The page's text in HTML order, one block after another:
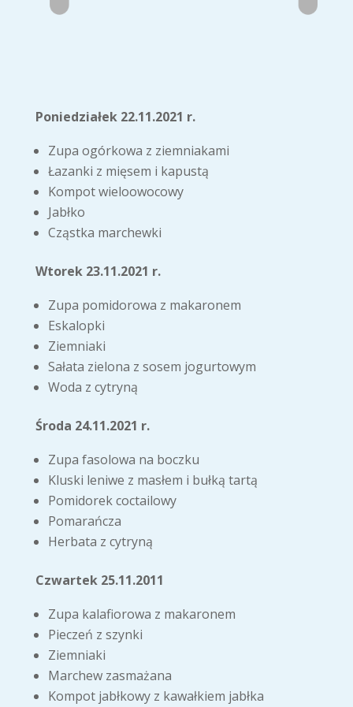
Poniedziałek 22.11.2021 r.
Zupa ogórkowa z ziemniakami
Łazanki z mięsem i kapustą
Kompot wieloowocowy
Jabłko
Cząstka marchewki
Wtorek 23.11.2021 r.
Zupa pomidorowa z makaronem
Eskalopki
Ziemniaki
Sałata zielona z sosem jogurtowym
Woda z cytryną
Środa 24.11.2021 r.
Zupa fasolowa na boczku
Kluski leniwe z masłem i bułką tartą
Pomidorek coctailowy
Pomarańcza
Herbata z cytryną
Czwartek 25.11.2011
Zupa kalafiorowa z makaronem
Pieczeń z szynki
Ziemniaki
Marchew zasmażana
Kompot jabłkowy z kawałkiem jabłka